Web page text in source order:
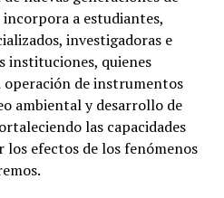
a estudiantes,
investigadoras e
instituciones, quienes
de instrumentos
ambiental y desarrollo de
las capacidades
efectos de los fenómenos